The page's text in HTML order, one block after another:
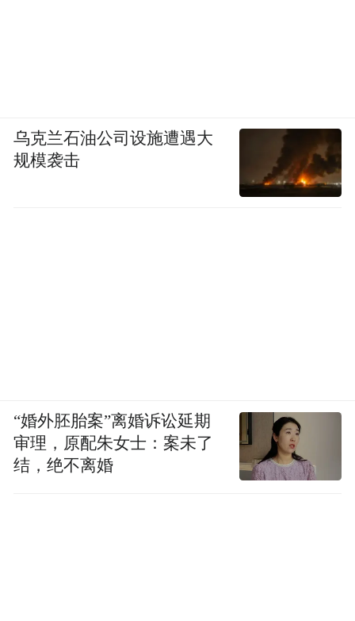
乌克兰石油公司设施遭遇大
规模袭击
“婚外胚胎案”离婚诉讼延期
审理，原配朱女士：案未了
结，绝不离婚